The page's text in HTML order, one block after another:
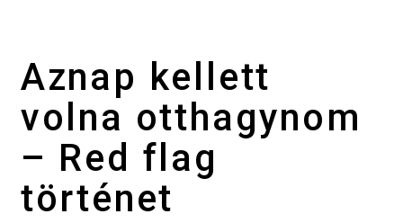
Aznap kellett
volna otthagynom
– Red flag
történet